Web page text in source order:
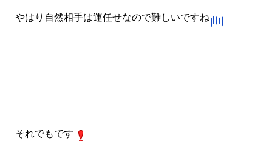
やはり自然相手は運任せなので難しいですね
それでもです